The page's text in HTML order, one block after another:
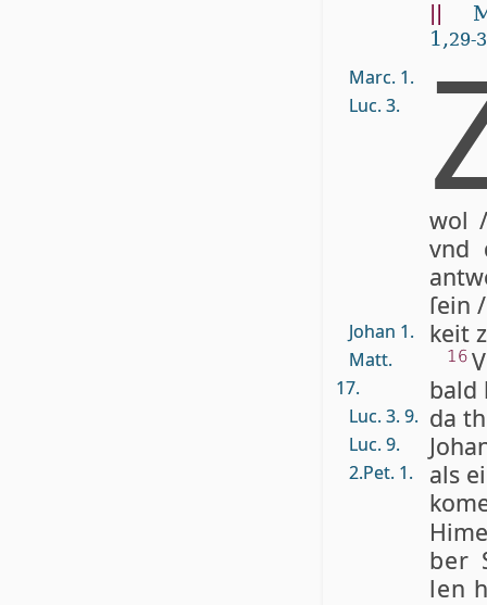
1,29-
Marc. 1.
Luc. 3.
Johan 1.
Matt.
17.
Luc. 3. 9.
Luc. 9.
2.Pet. 1.
wol
vnd
ſein
keit
16
bald
da
als
ber
len